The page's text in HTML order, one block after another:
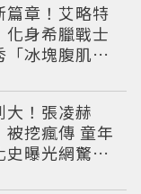
篇章！艾略特
化身希臘戰士
冰塊腹肌」
大！張凌赫
被挖瘋傳 童年
曝光網驚：